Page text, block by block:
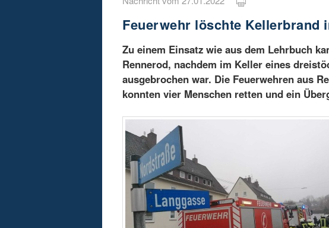
Feuerwehr löschte Kellerbrand
Zu einem Einsatz wie aus dem Lehrbuch
Rennerod, nachdem im Keller eines
ausgebrochen war. Die Feuerwehren aus
konnten vier Menschen retten und ein